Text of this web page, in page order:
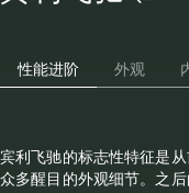
性能进阶 外观
宾利飞驰的标志性特征是
众多醒目的外观细节。之